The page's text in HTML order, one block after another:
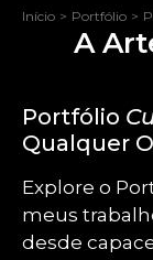
Início > Portfólio >
A
Portfólio
Qualquer
Explore o
meus
desde